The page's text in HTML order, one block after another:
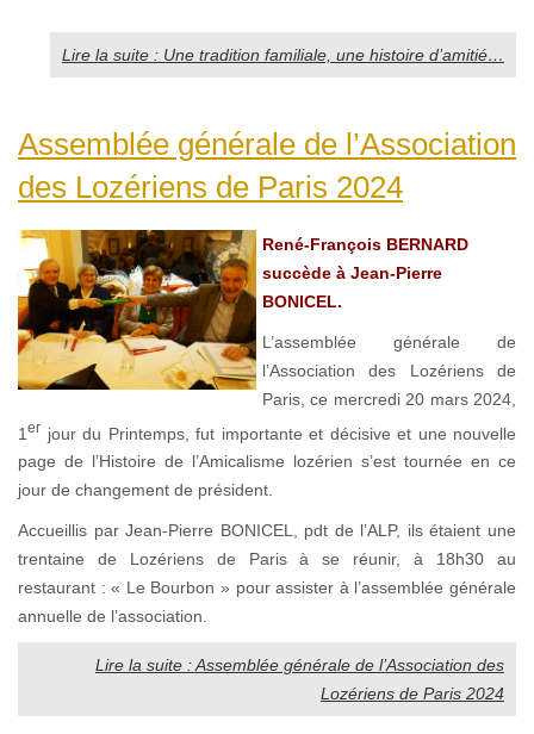
Lire la suite : Une tradition familiale, une histoire d’amitié…
Assemblée générale de l’Association
des Lozériens de Paris 2024
René-François BERNARD
succède à Jean-Pierre
BONICEL.
L’assemblée générale de
l’Association des Lozériens de
Paris, ce mercredi 20 mars 2024,
1 er jour du Printemps, fut importante et décisive et une nouvelle
page de l’Histoire de l’Amicalisme lozérien s’est tournée en ce
jour de changement de président.
Accueillis par Jean-Pierre BONICEL, pdt de l’ALP, ils étaient une
trentaine de Lozériens de Paris à se réunir, à 18h30 au
restaurant : « Le Bourbon » pour assister à l’assemblée générale
annuelle de l’association.
Lire la suite : Assemblée générale de l’Association des
Lozériens de Paris 2024